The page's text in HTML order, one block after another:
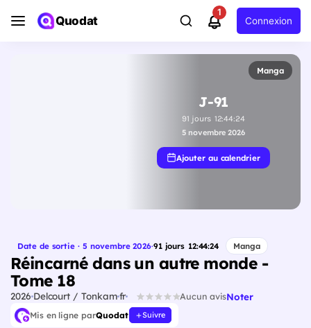
Quodat
1
Connexion
Manga
J-91
91 jours 12:44:23
5 novembre 2026
Ajouter au calendrier
Date de sortie · 5 novembre 2026·91 jours 12:44:23 Manga
Réincarné dans un autre monde -
Tome 18
2026 Delcourt / Tonkamfr Aucun avisNoter
Mis en ligne parQuodat Suivre